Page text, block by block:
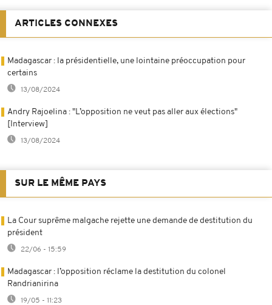
ARTICLES CONNEXES
Madagascar : la présidentielle, une lointaine préoccupation pour
certains
13/08/2024
Andry Rajoelina : "L’opposition ne veut pas aller aux élections"
[Interview]
13/08/2024
SUR LE MÊME PAYS
La Cour suprême malgache rejette une demande de destitution du
président
22/06 - 15:59
Madagascar : l’opposition réclame la destitution du colonel
Randrianirina
19/05 - 11:23